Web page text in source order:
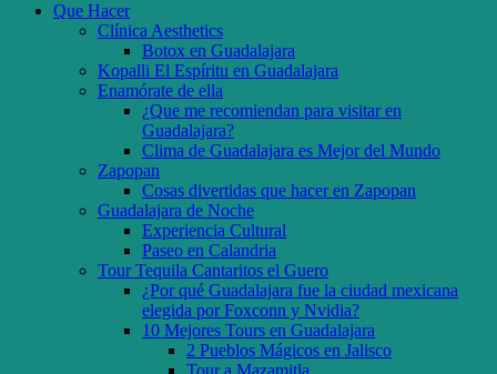
Que Hacer
Clínica Aesthetics
Botox en Guadalajara
Kopalli El Espíritu en Guadalajara
Enamórate de ella
¿Que me recomiendan para visitar en
Guadalajara?
Clima de Guadalajara es Mejor del Mundo
Zapopan
Cosas divertidas que hacer en Zapopan
Guadalajara de Noche
Experiencia Cultural
Paseo en Calandria
Tour Tequila Cantaritos el Guero
¿Por qué Guadalajara fue la ciudad mexicana
elegida por Foxconn y Nvidia?
10 Mejores Tours en Guadalajara
2 Pueblos Mágicos en Jalisco
Tour a Mazamitla